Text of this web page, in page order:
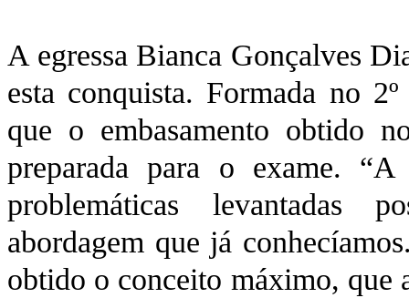
A egressa Bianca Gonçalves
esta conquista. Formada no
que o embasamento obtido
preparada para o exame.
problemáticas levantadas
abordagem que já
obtido o conceito máximo, que